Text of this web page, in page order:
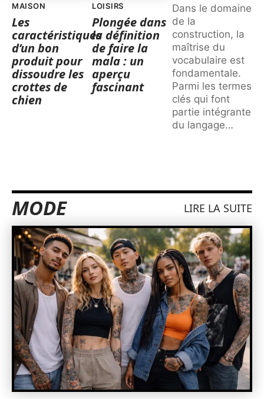
MAISON
Les
caractéristiques
d’un bon
produit pour
dissoudre les
crottes de
chien
LOISIRS
Plongée dans
la définition
de faire la
mala : un
aperçu
fascinant
Dans le domaine
de la
construction, la
maîtrise du
vocabulaire est
fondamentale.
Parmi les termes
clés qui font
partie intégrante
du langage…
MODE LIRE LA SUITE